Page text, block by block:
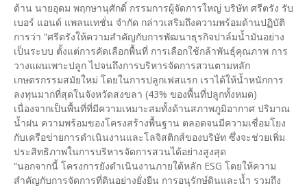
ด้าน นายอุดม พฤกษานุศักดิ์ กรรมการผู้จัดการใหญ่ บริษัท ศรีตรัง รับ
เบอร์ แอนด์ แพลนเทชั่น จำกัด กล่าวเสริมถึงความพร้อมด้านปฏิบัติ
การว่า “ศรีตรังให้ความสำคัญกับการพัฒนาธุรกิจปาล์มน้ำมันอย่าง
เป็นระบบ ตั้งแต่การคัดเลือกพื้นที่ การเลือกใช้กล้าพันธุ์คุณภาพ การ
วางแผนเพาะปลูก ไปจนถึงการบริหารจัดการสวนตามหลัก
เกษตรกรรมสมัยใหม่ โดยในการปลูกเฟสแรก เราได้ให้น้ำหนักการ
ลงทุนมากที่สุดในจังหวัดสงขลา (43% ของพื้นที่ปลูกทั้งหมด)
เนื่องจากเป็นพื้นที่ที่มีความเหมาะสมทั้งด้านสภาพภูมิอากาศ ปริมาณ
น้ำฝน ความพร้อมของโครงสร้างพื้นฐาน ตลอดจนมีความเชื่อมโยง
กับเครือข่ายการดำเนินงานและโลจิสติกส์ของบริษัท ซึ่งจะช่วยเพิ่ม
ประสิทธิภาพในการบริหารจัดการสวนได้อย่างสูงสุด
“นอกจากนี้ โครงการยังดำเนินงานภายใต้หลัก ESG โดยให้ความ
สำคัญกับการจัดการที่ดินอย่างยั่งยืน การอนุรักษ์ดินและน้ำ รวมถึง